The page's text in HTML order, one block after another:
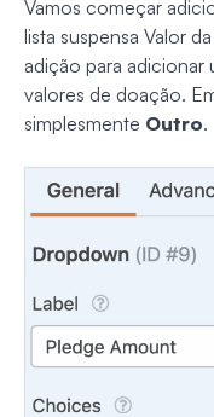
Vamos começar
lista suspensa Valor
adição para adicionar
valores de doação.
simplesmente Outro.